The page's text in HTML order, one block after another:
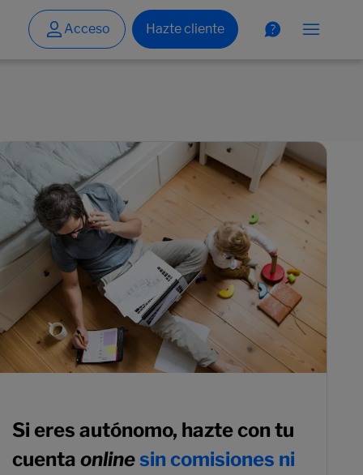
Si eres autónomo, hazte con tu
cuenta onlinesin comisiones ni